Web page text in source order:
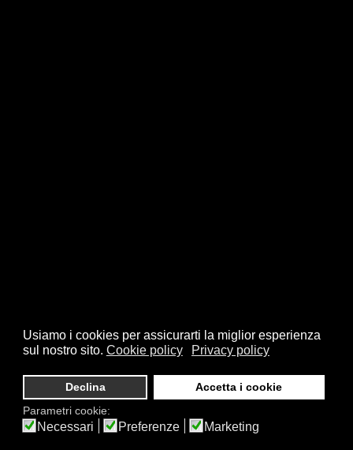
Usiamo i cookies per assicurarti la miglior esperienza
sul nostro sito. Cookie policy Privacy policy
Declina
Accetta i cookie
Parametri cookie:
Necessari Preferenze Marketing